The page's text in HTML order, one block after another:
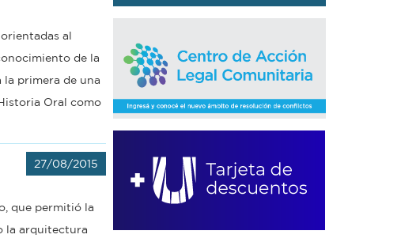
al
de la
primera de una
Oral como
27/08/2015
que permitió la
la arquitectura